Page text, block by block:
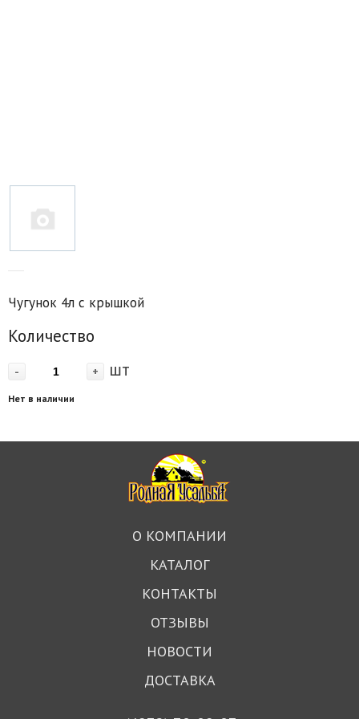
Подарочные сертификаты
Чугунок 4л с крышкой
Количество
- + шт
Нет в наличии
О КОМПАНИИ
КАТАЛОГ
КОНТАКТЫ
ОТЗЫВЫ
НОВОСТИ
ДОСТАВКА